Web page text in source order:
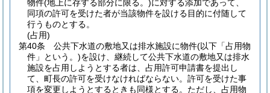
物件(地上に存する部分に限る。)に対する添加であって、
同項の許可を受けた者が当該物件を設ける目的に付随して
行うものとする。
(占用)
第40条
公共下水道の敷地又は排水施設に物件(以下「占用物
件」という。)を設け、継続して公共下水道の敷地又は排水
施設を占用しようとする者は、占用許可申請書を提出し
て、町長の許可を受けなければならない。 許可を受けた事
項を変更しようとするときも同様とする。 ただし、占用物